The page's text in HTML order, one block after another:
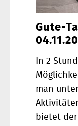
Gute-
In 2
man
bietet